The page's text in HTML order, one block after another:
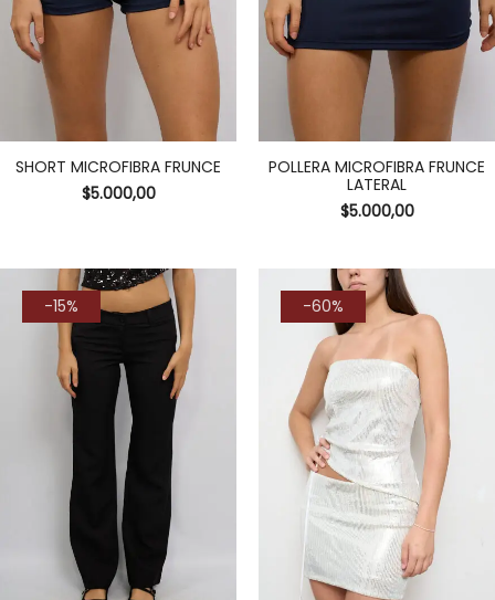
SHORT MICROFIBRA FRUNCE
$5.000,00
POLLERA MICROFIBRA FRUNCE
LATERAL
$5.000,00
-15% -60%